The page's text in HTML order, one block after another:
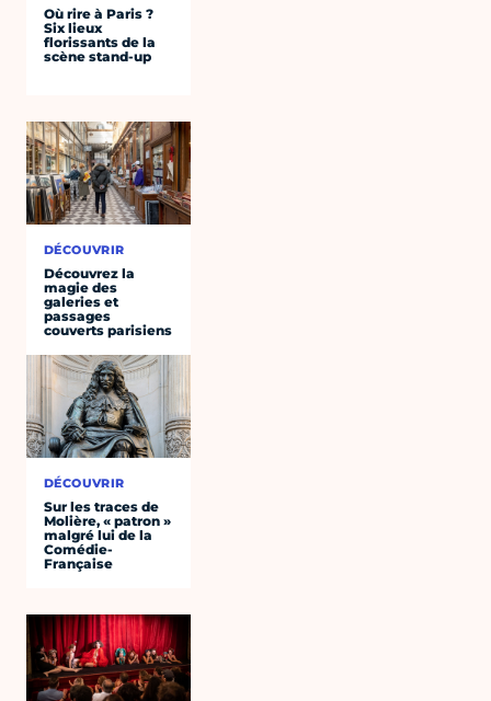
Où rire à Paris ?
Six lieux
florissants de la
scène stand-up
DÉCOUVRIR
Découvrez la
magie des
galeries et
passages
couverts parisiens
DÉCOUVRIR
Sur les traces de
Molière, « patron »
malgré lui de la
Comédie-
Française